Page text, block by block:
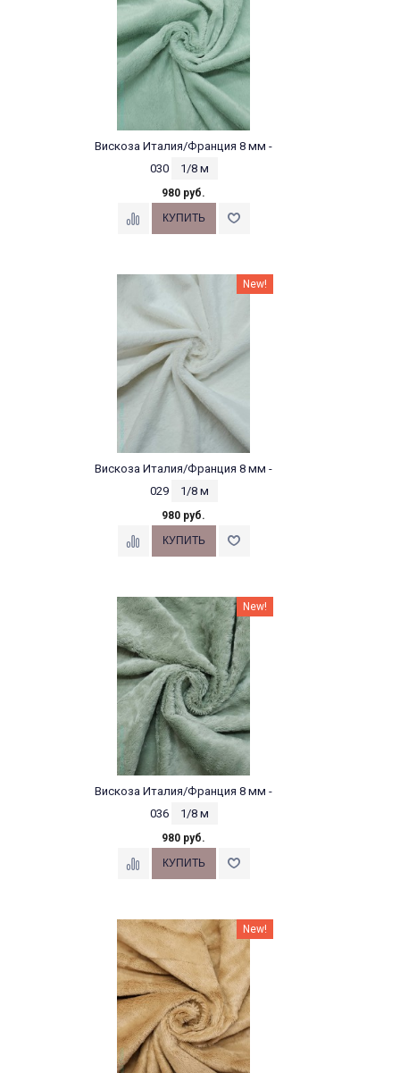
Вискоза Италия/Франция 8 мм -
030
1/8 м
980 руб.
New!
Вискоза Италия/Франция 8 мм -
029
1/8 м
980 руб.
New!
Вискоза Италия/Франция 8 мм -
036
1/8 м
980 руб.
New!